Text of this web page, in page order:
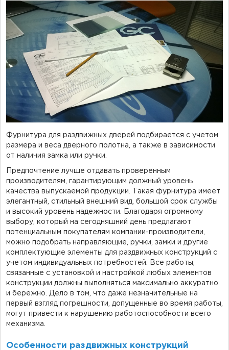
Замки и ответки
Зажимные профили
Фурнитура для межкомнатных дверей
Фурнитура для душевых ограждений (раздвижная
серия)
Фурнитура для душевых ограждений (распашная серия)
Двери межкомнатные цельностеклянные
Фурнитура для раздвижных дверей подбирается с учетом
размера и веса дверного полотна, а также в зависимости
от наличия замка или ручки.
Предпочтение лучше отдавать проверенным
производителям, гарантирующим должный уровень
качества выпускаемой продукции. Такая фурнитура имеет
элегантный, стильный внешний вид, большой срок службы
и высокий уровень надежности. Благодаря огромному
выбору, который на сегодняшний день предлагают
потенциальным покупателям компании-производители,
можно подобрать направляющие, ручки, замки и другие
комплектующие элементы для раздвижных конструкций с
учетом индивидуальных потребностей. Все работы,
связанные с установкой и настройкой любых элементов
конструкции должны выполняться максимально аккуратно
и бережно. Дело в том, что даже незначительные на
первый взгляд погрешности, допущенные во время работы,
могут привести к нарушению работоспособности всего
механизма.
Особенности раздвижных конструкций